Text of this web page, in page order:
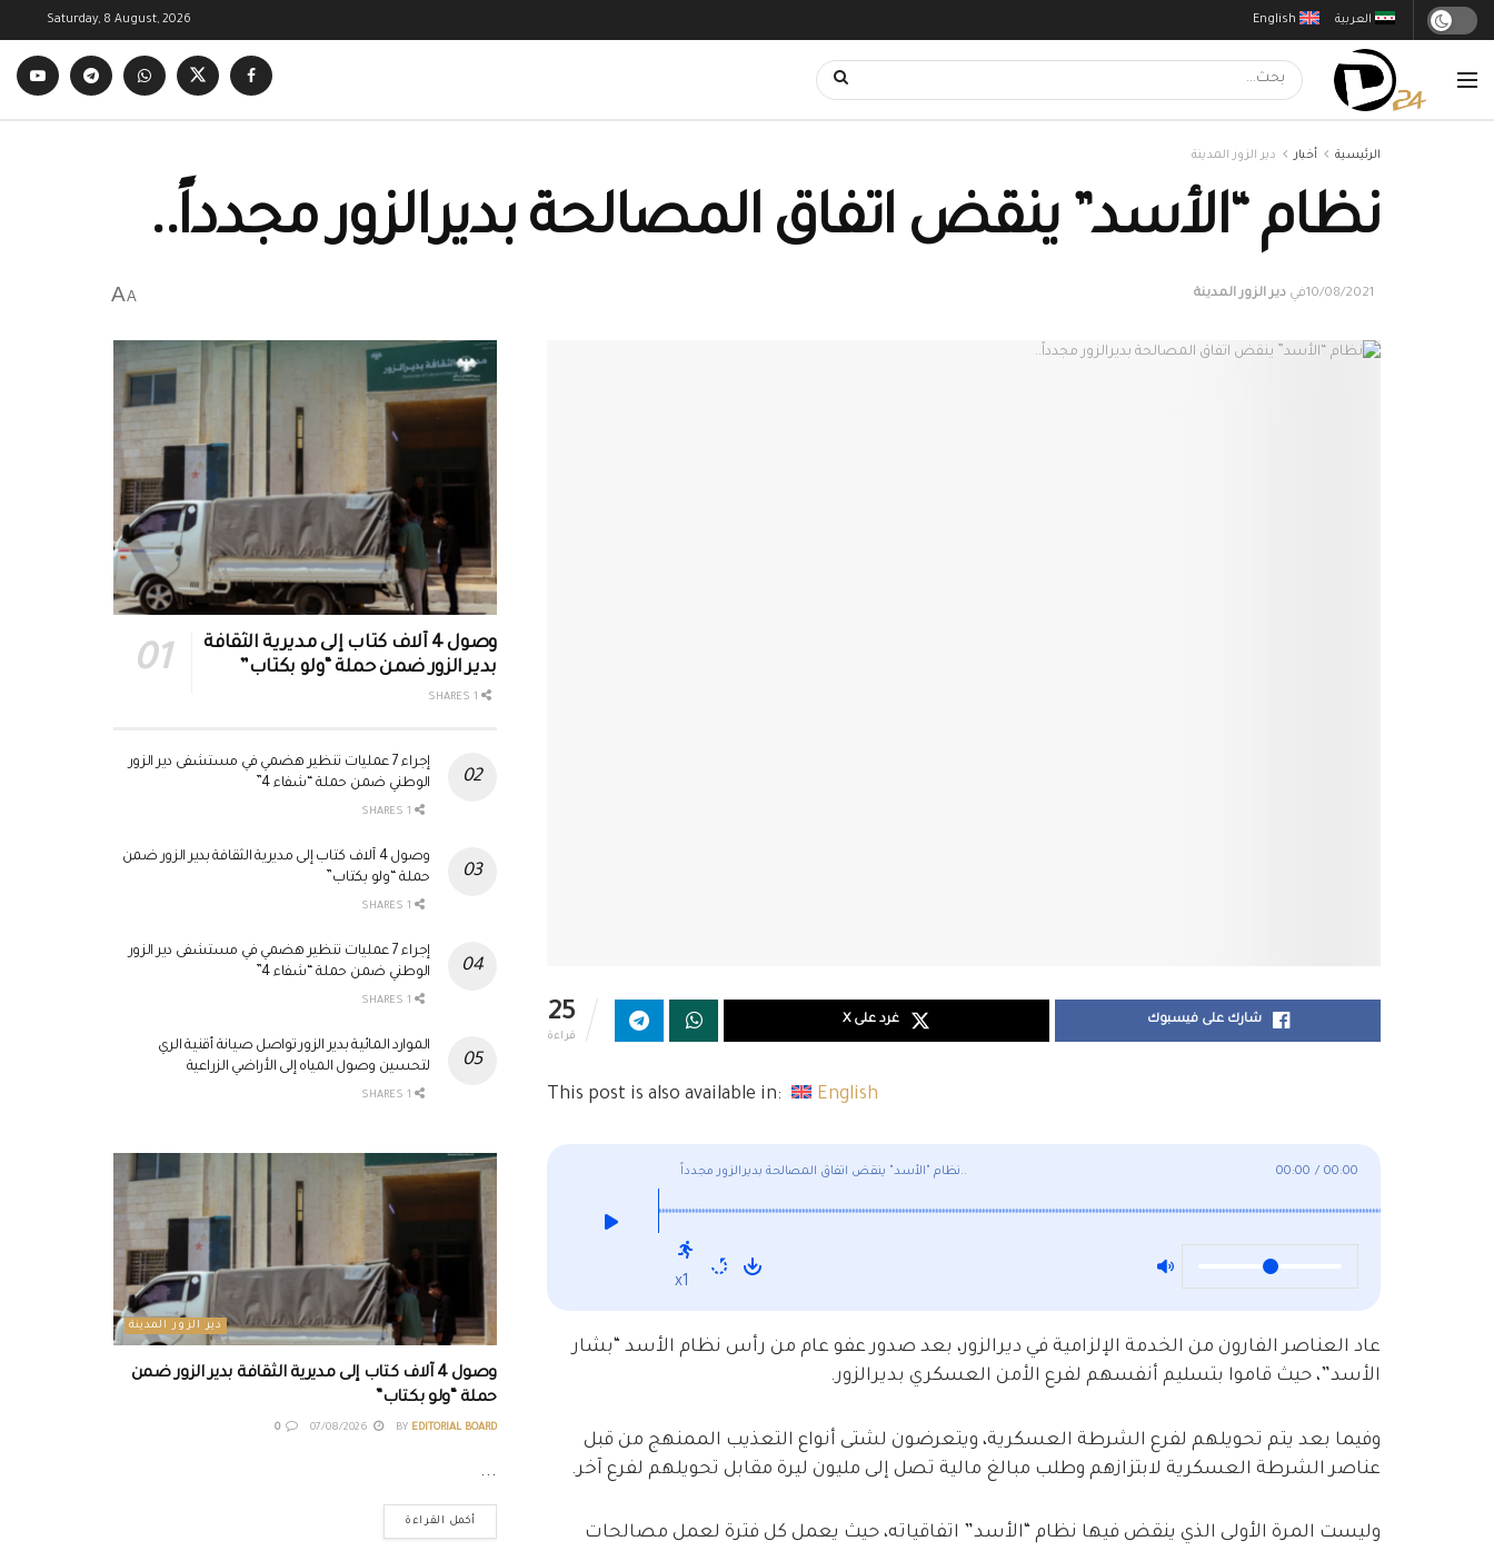
English العربية Saturday, 8 August, 2026
الرئيسية أخبار دير الزور المدينة
نظام “الأسد” ينقض اتفاق المصالحة بديرالزور مجدداً..
10/08/2021 في دير الزور المدينة A
A
25
قراءة
شارك على فيسبوك غرد على X
This post is also available in: English
نظام "الأسد" ينقض اتفاق المصالحة بديرالزور مجدداً.. 00:00 / 00:00
x1
عاد العناصر الفارون من الخدمة الإلزامية في ديرالزور، بعد صدور عفو عام من رأس نظام الأسد “بشار
الأسد”، حيث قاموا بتسليم أنفسهم لفرع الأمن العسكري بديرالزور.
وفيما بعد يتم تحويلهم لفرع الشرطة العسكرية، ويتعرضون لشتى أنواع التعذيب الممنهج من قبل
عناصر الشرطة العسكرية لابتزازهم وطلب مبالغ مالية تصل إلى مليون ليرة مقابل تحويلهم لفرع آخر.
وليست المرة الأولى الذي ينقض فيها نظام “الأسد” اتفاقياته، حيث يعمل كل فترة لعمل مصالحات
وصول 4 آلاف كتاب إلى مديرية الثقافة
بدير الزور ضمن حملة “ولو بكتاب”
إجراء 7 عمليات تنظير هضمي في مستشفى دير الزور
الوطني ضمن حملة “شفاء 4”
وصول 4 آلاف كتاب إلى مديرية الثقافة بدير الزور ضمن
حملة “ولو بكتاب”
إجراء 7 عمليات تنظير هضمي في مستشفى دير الزور
الوطني ضمن حملة “شفاء 4”
الموارد المائية بدير الزور تواصل صيانة أقنية الري
لتحسين وصول المياه إلى الأراضي الزراعية
دير الزور المدينة
وصول 4 آلاف كتاب إلى مديرية الثقافة بدير الزور ضمن
حملة “ولو بكتاب”
BY EDITORIAL BOARD
0
...
أكمل القراءة